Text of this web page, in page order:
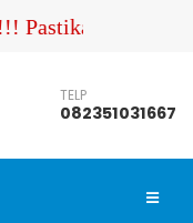
Anda
TELP
082351031667